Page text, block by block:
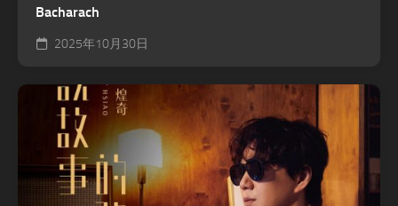
Bacharach
2025年10月30日